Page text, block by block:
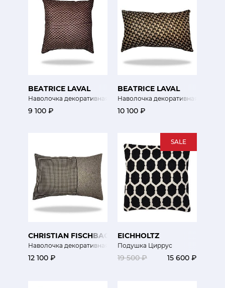
BEATRICE LAVAL
Наволочка декоративная Мэй
9 100 ₽
BEATRICE LAVAL
Наволочка декоративная Тенго
10 100 ₽
CHRISTIAN FISCHBACHER
Наволочка декоративная Гусиная лапка
12 100 ₽
SALE
EICHHOLTZ
Подушка Циррус
19 500 ₽ 15 600 ₽